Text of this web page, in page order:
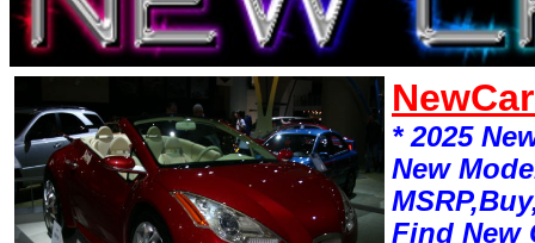
* 2025
New
Find New